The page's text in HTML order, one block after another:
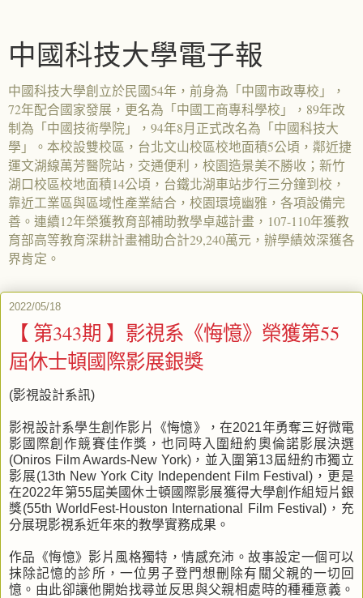
中國科技大學電子報
中國科技大學創立於民國54年，前身為「中國市政專校」，
72年配合國家發展，更名為「中國工商專科學校」，89年改
制為「中國技術學院」，94年8月正式改名為「中國科技大
學」。本校設雙校區，台北文山校區校地面積5公頃，鄰近捷
運文湖線萬芳醫院站，交通便利，校園造景美不勝收；新竹
湖口校區校地面積14公頃，台鐵北湖車站步行三分鐘到校，
靠近工業區與區域性產業結合，校園環境幽雅，各項設備完
善。連續12年榮獲教育部補助教學卓越計畫，107-110年獲教
育部高等教育深耕計畫補助合計29,240萬元，辦學績效深獲各
界肯定。
2022/05/18
【 第343期 】影視系《悔憶》榮獲第55
屆休士頓國際影展銀獎
(影視設計系訊)
影視設計系學生創作影片《悔憶》，在2021年勇奪三好微電
影國際創作競賽佳作獎，也同時入圍紐約奧倫諾影展決選
(Oniros Film Awards-New York)，並入圍第13屆紐約市獨立
影展(13th New York City Independent Film Festival)，更是
在2022年第55屆美國休士頓國際影展獲得大學創作組短片銀
獎(55th WorldFest-Houston International Film Festival)，充
分展現影視系近年來的教學實務成果。
作品《悔憶》影片風格獨特，情感充沛。故事設定一個可以
抹除記憶的診所，一位男子登門想刪除有關父親的一切回
憶。由此卻讓他開始找尋並反思與父親相處時的種種意義。